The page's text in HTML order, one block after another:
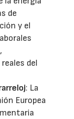
de
y el
del
: La
Europea